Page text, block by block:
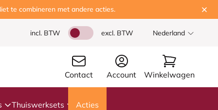
te combineren met andere acties.
incl. BTW excl. BTW Nederland
Contact Account Winkelwagen
Thuiswerksets Acties